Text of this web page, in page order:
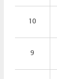
10
9